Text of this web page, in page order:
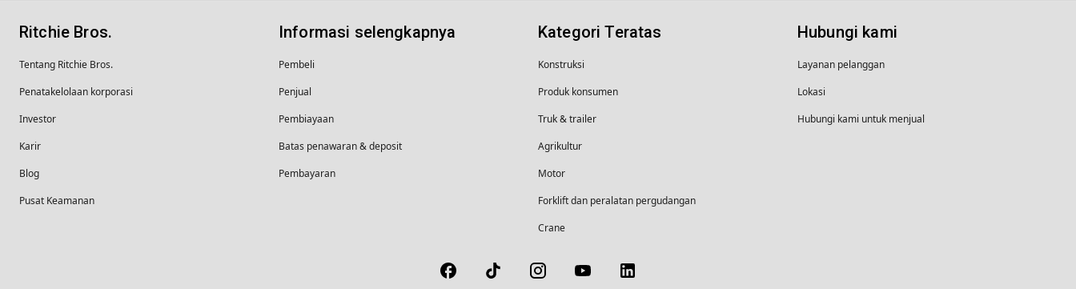
Ritchie Bros.
Tentang Ritchie Bros.
Penatakelolaan korporasi
Investor
Karir
Blog
Pusat Keamanan
Informasi selengkapnya
Pembeli
Penjual
Pembiayaan
Batas penawaran & deposit
Pembayaran
Kategori Teratas
Konstruksi
Produk konsumen
Truk & trailer
Agrikultur
Motor
Forklift dan peralatan pergudangan
Crane
Hubungi kami
Layanan pelanggan
Lokasi
Hubungi kami untuk menjual